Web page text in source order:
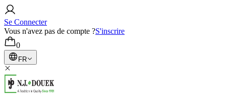
Se Connecter
Vous n'avez pas de compte ?S'inscrire
0
FR